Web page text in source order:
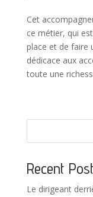
Cet
ce métier, qui
place et de faire
dédicace aux
toute une
Recent
Le dirigeant